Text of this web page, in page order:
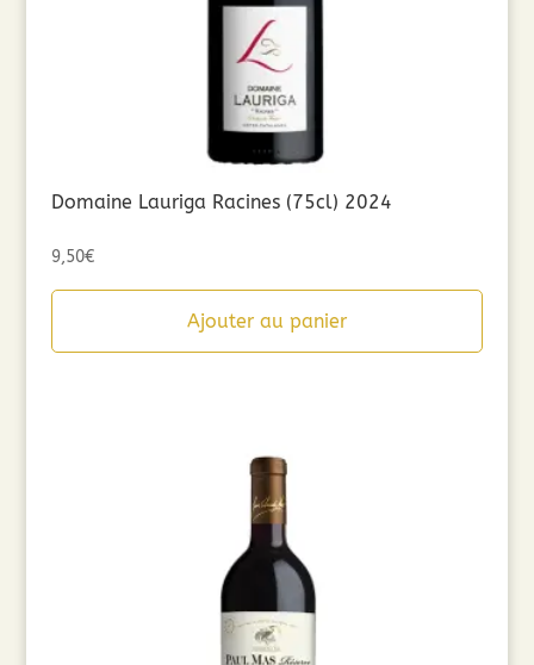
Domaine Lauriga Racines (75cl) 2024
9,50€
Ajouter au panier